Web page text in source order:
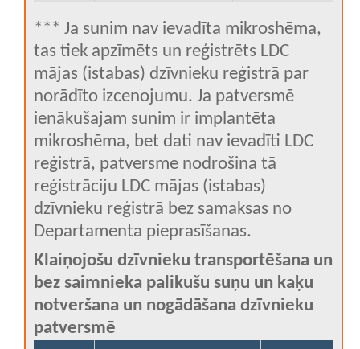
*** Ja sunim nav ievadīta mikroshēma,
tas tiek apzīmēts un reģistrēts LDC
mājas (istabas) dzīvnieku reģistrā par
norādīto izcenojumu. Ja patversmē
ienākušajam sunim ir implantēta
mikroshēma, bet dati nav ievadīti LDC
reģistrā, patversme nodrošina tā
reģistrāciju LDC mājas (istabas)
dzīvnieku reģistrā bez samaksas no
Departamenta pieprasīšanas.
Klaiņojošu dzīvnieku transportēšana un
bez saimnieka palikušu suņu un kaķu
notveršana un nogādāšana dzīvnieku
patversmē